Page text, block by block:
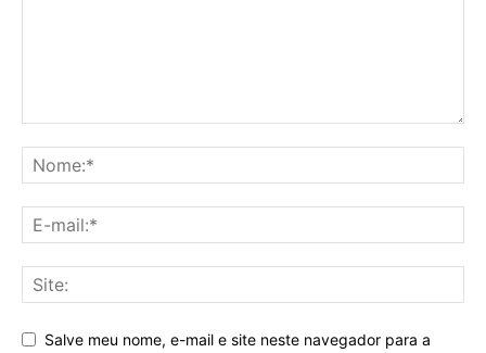
Salve meu nome, e-mail e site neste navegador para a